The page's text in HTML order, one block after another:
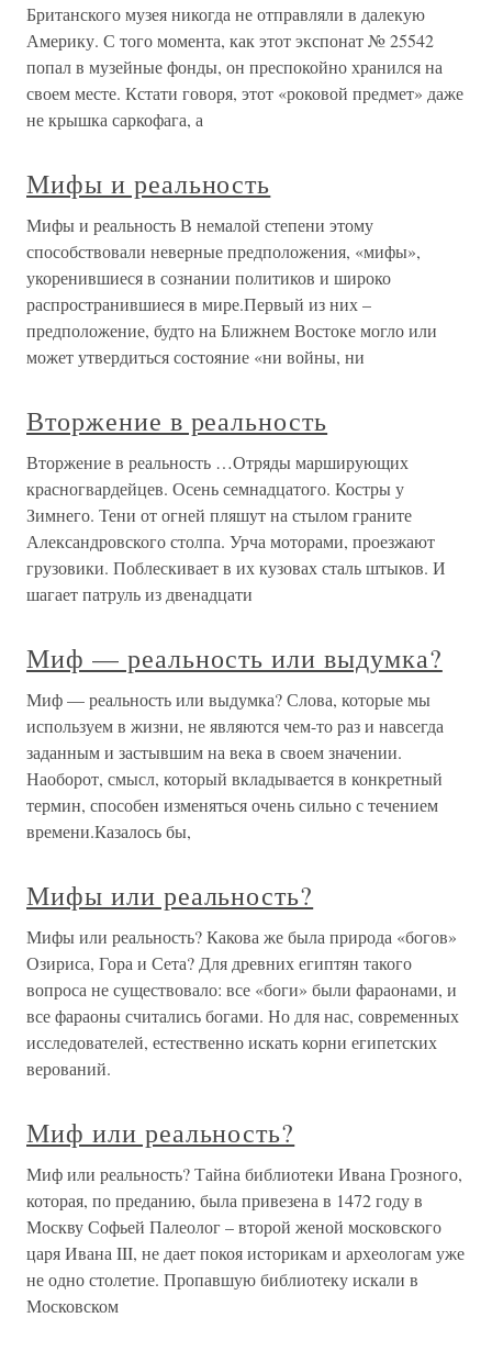
Британского музея никогда не отправляли в далекую
Америку. С того момента, как этот экспонат № 25542
попал в музейные фонды, он преспокойно хранился на
своем месте. Кстати говоря, этот «роковой предмет» даже
не крышка саркофага, а
Мифы и реальность
Мифы и реальность В немалой степени этому
способствовали неверные предположения, «мифы»,
укоренившиеся в сознании политиков и широко
распространившиеся в мире.Первый из них –
предположение, будто на Ближнем Востоке могло или
может утвердиться состояние «ни войны, ни
Вторжение в реальность
Вторжение в реальность …Отряды марширующих
красногвардейцев. Осень семнадцатого. Костры у
Зимнего. Тени от огней пляшут на стылом граните
Александровского столпа. Урча моторами, проезжают
грузовики. Поблескивает в их кузовах сталь штыков. И
шагает патруль из двенадцати
Миф — реальность или выдумка?
Миф — реальность или выдумка? Слова, которые мы
используем в жизни, не являются чем-то раз и навсегда
заданным и застывшим на века в своем значении.
Наоборот, смысл, который вкладывается в конкретный
термин, способен изменяться очень сильно с течением
времени.Казалось бы,
Мифы или реальность?
Мифы или реальность? Какова же была природа «богов»
Озириса, Гора и Сета? Для древних египтян такого
вопроса не существовало: все «боги» были фараонами, и
все фараоны считались богами. Но для нас, современных
исследователей, естественно искать корни египетских
верований.
Миф или реальность?
Миф или реальность? Тайна библиотеки Ивана Грозного,
которая, по преданию, была привезена в 1472 году в
Москву Софьей Палеолог – второй женой московского
царя Ивана III, не дает покоя историкам и археологам уже
не одно столетие. Пропавшую библиотеку искали в
Московском